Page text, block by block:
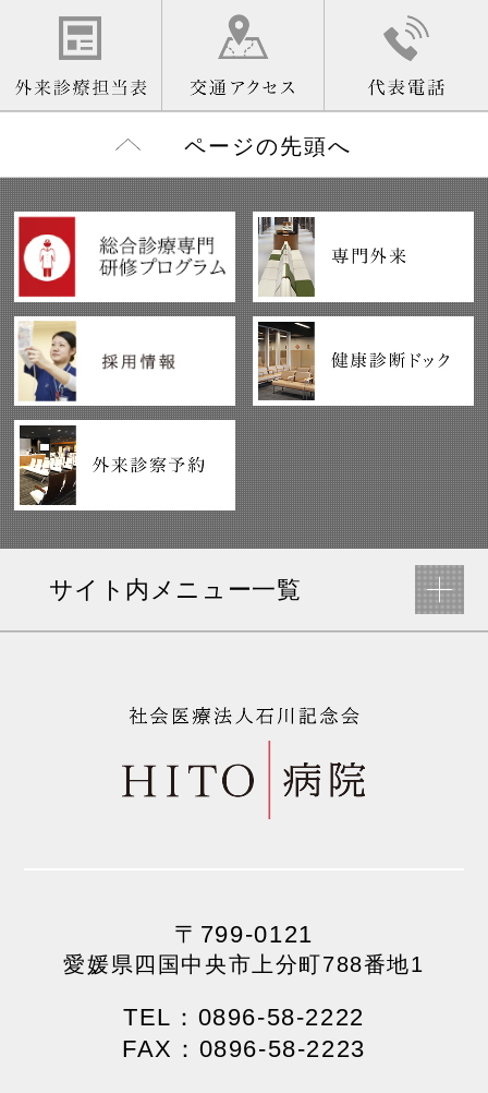
ページの先頭へ
サイト内メニュー一覧
〒799-0121
愛媛県四国中央市上分町788番地1
TEL：0896-58-2222
FAX：0896-58-2223